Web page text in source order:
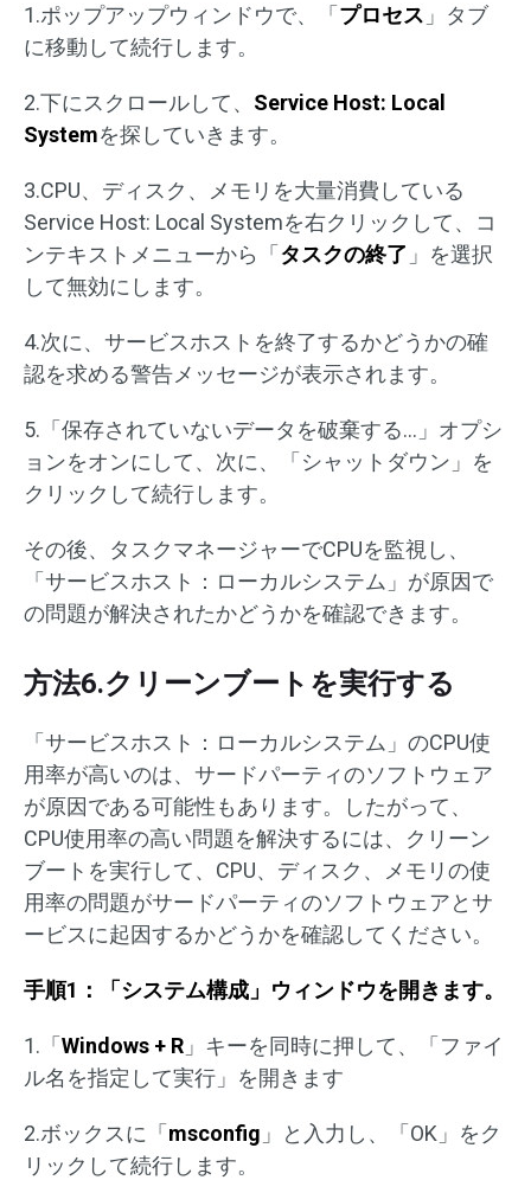
1.ポップアップウィンドウで、「プロセス 」タブ
に移動して続行します。
2.下にスクロールして、 Service Host: Local
Systemを探していきます。
3.CPU、ディスク、メモリを大量消費している
Service Host: Local Systemを右クリックして、コ
ンテキストメニューから「タスクの終了 」を選択
して無効にします。
4.次に、サービスホストを終了するかどうかの確
認を求める警告メッセージが表示されます。
5.「保存されていないデータを破棄する…」オプシ
ョンをオンにして、次に、「シャットダウン」を
クリックして続行します。
その後、タスクマネージャーでCPUを監視し、
「サービスホスト：ローカルシステム」が原因で
の問題が解決されたかどうかを確認できます。
方法6.クリーンブートを実行する
「サービスホスト：ローカルシステム」のCPU使
用率が高いのは、サードパーティのソフトウェア
が原因である可能性もあります。したがって、
CPU使用率の高い問題を解決するには、クリーン
ブートを実行して、CPU、ディスク、メモリの使
用率の問題がサードパーティのソフトウェアとサ
ービスに起因するかどうかを確認してください。
手順1：「システム構成」ウィンドウを開きます。
1.「Windows + R 」キーを同時に押して、「ファイ
ル名を指定して実行」を開きます
2.ボックスに「msconfig 」と入力し、「OK」をク
リックして続行します。